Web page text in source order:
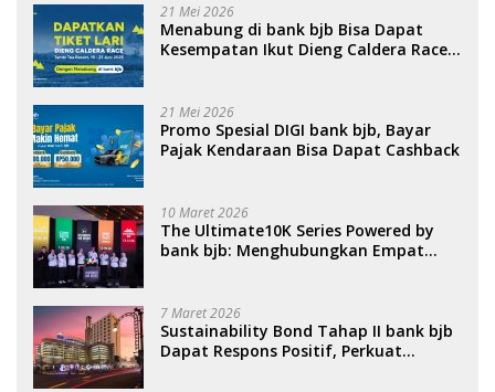
21 Mei 2026
Menabung di bank bjb Bisa Dapat
Kesempatan Ikut Dieng Caldera Race
21 Mei 2026
Promo Spesial DIGI bank bjb, Bayar
Pajak Kendaraan Bisa Dapat Cashback
10 Maret 2026
The Ultimate10K Series Powered by
bank bjb: Menghubungkan Empat
Nasional
7 Maret 2026
Sustainability Bond Tahap II bank bjb
Dapat Respons Positif, Perkuat